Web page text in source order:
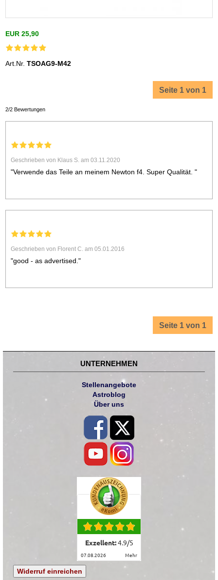
EUR 25,90
Art.Nr.TSOAG9-M42
Seite 1 von 1
2/2 Bewertungen
Geschrieben von Klaus S. am 03.11.2020
"Verwende das Teile an meinem Newton f4. Super Qualität. "
Geschrieben von Florent C. am 05.01.2016
"good - as advertised."
Seite 1 von 1
UNTERNEHMEN
Stellenangebote
Astroblog
Über uns
Exzellent:4.9/5
07.08.2026 mehr
Widerruf einreichen